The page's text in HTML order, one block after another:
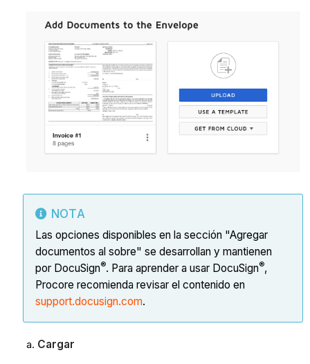
NOTA
Las opciones disponibles en la sección "Agregar
documentos al sobre" se desarrollan y mantienen
por DocuSign®. Para aprender a usar DocuSign®,
Procore recomienda revisar el contenido en
support.docusign.com.
Cargar